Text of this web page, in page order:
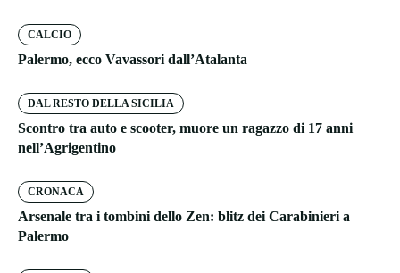
CALCIO
Palermo, ecco Vavassori dall’Atalanta
DAL RESTO DELLA SICILIA
Scontro tra auto e scooter, muore un ragazzo di 17 anni
nell’Agrigentino
CRONACA
Arsenale tra i tombini dello Zen: blitz dei Carabinieri a
Palermo